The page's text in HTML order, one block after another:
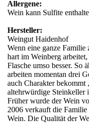
Allergene:
Wein kann Sulfite
Hersteller:
Weingut Haidenhof
Wenn eine ganze Familie
hart im Weinberg
Flasche umso besser. So
arbeiten momentan drei
auch Charakter bekommt
altehrwürdige Steinkeller
Früher wurde der Wein
2006 verkauft die
Wein. Die Qualität der